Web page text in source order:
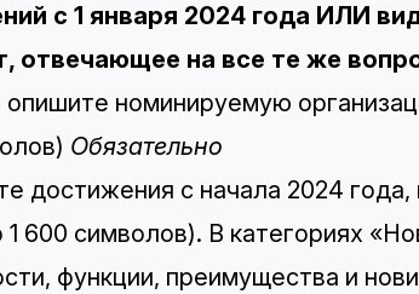
с 1 января 2024 года ИЛИ
отвечающее на все те же
опишите номинируемую
Обязательно
достижения с начала 2024
600 символов). ​​В категориях
функции, преимущества и